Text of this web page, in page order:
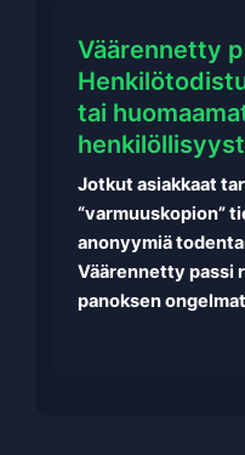
Väärennetty
tai
Jotkut asiakkaat
“varmuuskopion”
anonyymiä
Väärennetty passi
panoksen